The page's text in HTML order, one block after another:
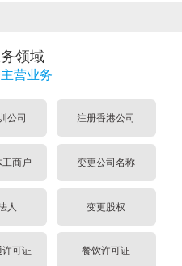
领域
营业务
公司 注册香港公司
商户 变更公司名称
人 变更股权
许可证 餐饮许可证